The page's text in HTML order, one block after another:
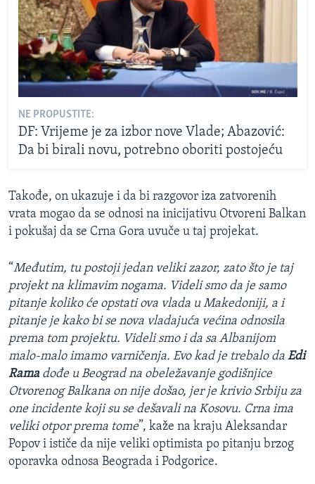
NE PROPUSTITE:
DF: Vrijeme je za izbor nove Vlade; Abazović:
Da bi birali novu, potrebno oboriti postojeću
Takođe, on ukazuje i da bi razgovor iza zatvorenih
vrata mogao da se odnosi na inicijativu Otvoreni Balkan
i pokušaj da se Crna Gora uvuče u taj projekat.
“Međutim, tu postoji jedan veliki zazor, zato što je taj
projekt na klimavim nogama. Videli smo da je samo
pitanje koliko će opstati ova vlada u Makedoniji, a i
pitanje je kako bi se nova vladajuća većina odnosila
prema tom projektu. Videli smo i da sa Albanijom
malo-malo imamo varničenja. Evo kad je trebalo da Edi
Rama dođe u Beograd na obeležavanje godišnjice
Otvorenog Balkana on nije došao, jer je krivio Srbiju za
one incidente koji su se dešavali na Kosovu. Crna ima
veliki otpor prema tome”, kaže na kraju Aleksandar
Popov i ističe da nije veliki optimista po pitanju brzog
oporavka odnosa Beograda i Podgorice.